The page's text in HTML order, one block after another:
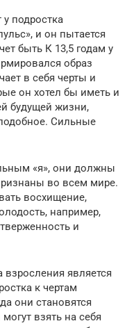
подростка
и он пытается
быть К 13,5 годам у
образ
в себя черты и
он хотел бы иметь и
будущей жизни,
Сильные
«я», они должны
во всем мире.
восхищение,
например,
и
является
к чертам
они становятся
взять на себя